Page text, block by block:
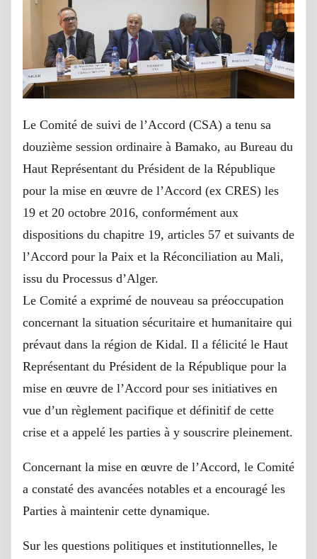
Le Comité de suivi de l’Accord (CSA) a tenu sa
douzième session ordinaire à Bamako, au Bureau du
Haut Représentant du Président de la République
pour la mise en œuvre de l’Accord (ex CRES) les
19 et 20 octobre 2016, conformément aux
dispositions du chapitre 19, articles 57 et suivants de
l’Accord pour la Paix et la Réconciliation au Mali,
issu du Processus d’Alger.
Le Comité a exprimé de nouveau sa préoccupation
concernant la situation sécuritaire et humanitaire qui
prévaut dans la région de Kidal. Il a félicité le Haut
Représentant du Président de la République pour la
mise en œuvre de l’Accord pour ses initiatives en
vue d’un règlement pacifique et définitif de cette
crise et a appelé les parties à y souscrire pleinement.
Concernant la mise en œuvre de l’Accord, le Comité
a constaté des avancées notables et a encouragé les
Parties à maintenir cette dynamique.
Sur les questions politiques et institutionnelles, le